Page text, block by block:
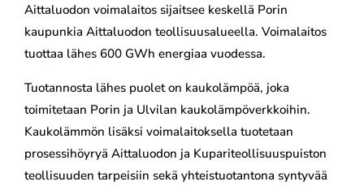
Aittaluodon voimalaitos sijaitsee keskellä Porin
kaupunkia Aittaluodon teollisuusalueella. Voimalaitos
tuottaa lähes 600 GWh energiaa vuodessa.
Tuotannosta lähes puolet on kaukolämpöä, joka
toimitetaan Porin ja Ulvilan kaukolämpöverkkoihin.
Kaukolämmön lisäksi voimalaitoksella tuotetaan
prosessihöyryä Aittaluodon ja Kupariteollisuuspuiston
teollisuuden tarpeisiin sekä yhteistuotantona syntyvää